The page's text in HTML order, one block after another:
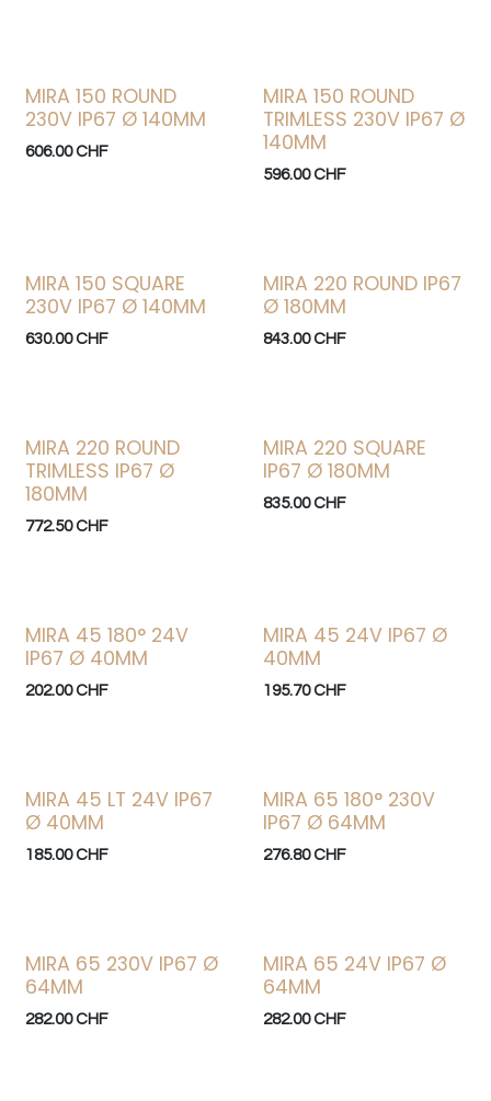
MIRA 150 ROUND
230V IP67 Ø 140MM
606.00CHF
MIRA 150 ROUND
TRIMLESS 230V IP67 Ø
140MM
596.00CHF
MIRA 150 SQUARE
230V IP67 Ø 140MM
630.00CHF
MIRA 220 ROUND IP67
Ø 180MM
843.00CHF
MIRA 220 ROUND
TRIMLESS IP67 Ø
180MM
772.50CHF
MIRA 220 SQUARE
IP67 Ø 180MM
835.00CHF
MIRA 45 180° 24V
IP67 Ø 40MM
202.00CHF
MIRA 45 24V IP67 Ø
40MM
195.70CHF
MIRA 45 LT 24V IP67
Ø 40MM
185.00CHF
MIRA 65 180° 230V
IP67 Ø 64MM
276.80CHF
MIRA 65 230V IP67 Ø
64MM
282.00CHF
MIRA 65 24V IP67 Ø
64MM
282.00CHF